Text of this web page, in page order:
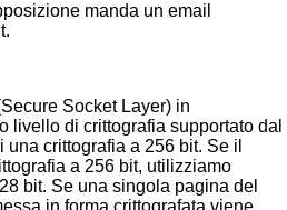
manda un email
Socket Layer) in
livello di crittografia supportato dal
una crittografia a 256 bit. Se il
a 256 bit, utilizziamo
bit. Se una singola pagina del
in forma crittografata viene